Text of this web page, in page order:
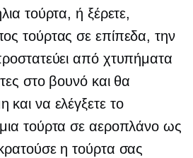
τούρτα, ή ξέρετε,
τούρτας σε επίπεδα, την
από χτυπήματα
στο βουνό και θα
να ελέγξετε το
τούρτα σε αεροπλάνο ως
η τούρτα σας